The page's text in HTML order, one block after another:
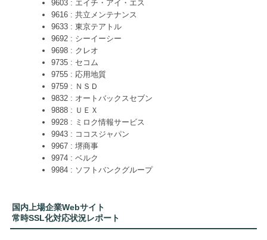
国内上場企業Webサイト
常時SSL化対応状況レポート
9603 : エイチ・アイ・エス
9616 : 共立メンテナンス
9633 : 東京テアトル
9692 : シーイーシー
9698 : クレオ
9735 : セコム
9755 : 応用地質
9759 : ＮＳＤ
9832 : オートバックスセブン
9888 : ＵＥＸ
9928 : ミロク情報サービス
9943 : ココスジャパン
9967 : 堺商事
9974 : ベルク
9984 : ソフトバンクグループ